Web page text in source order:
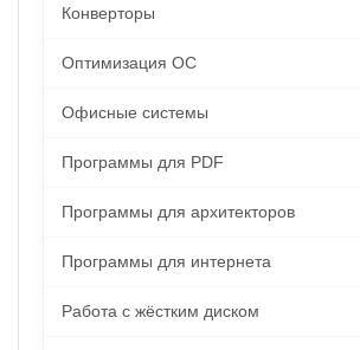
Конверторы
Оптимизация ОС
Офисные системы
Программы для PDF
Программы для архитекторов
Программы для интернета
Работа с жёстким диском